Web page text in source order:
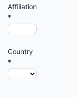
Affiliation
*
Country
*